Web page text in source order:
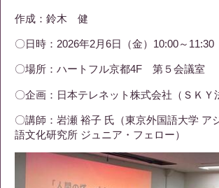
作成：鈴木 健
〇日時：2026年2月6日（金）10:00～11:30
〇場所：ハートフル京都4F 第５会議室
〇企画：日本テレネット株式会社（ＳＫＹ
〇講師：岩瀬 裕子 氏（東京外国語大学 ア
語文化研究所 ジュニア・フェロー）